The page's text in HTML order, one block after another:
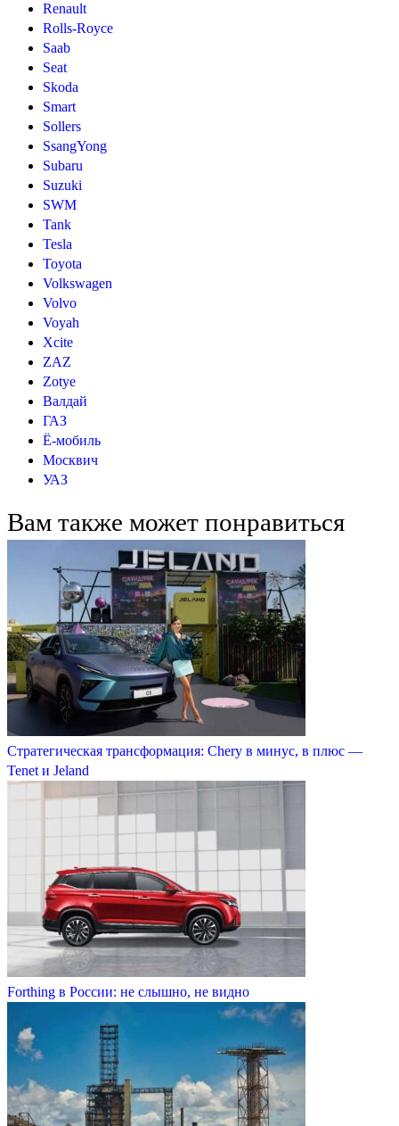
Renault
Rolls-Royce
Saab
Seat
Skoda
Smart
Sollers
SsangYong
Subaru
Suzuki
SWM
Tank
Tesla
Toyota
Volkswagen
Volvo
Voyah
Xcite
ZAZ
Zotye
Валдай
ГАЗ
Ё-мобиль
Москвич
УАЗ
Вам также может понравиться
Стратегическая трансформация: Chery в минус, в плюс —
Tenet и Jeland
Forthing в России: не слышно, не видно